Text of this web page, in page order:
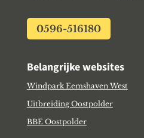
0596-516180
Belangrijke websites
Windpark Eemshaven West
Uitbreiding Oostpolder
BBE Oostpolder